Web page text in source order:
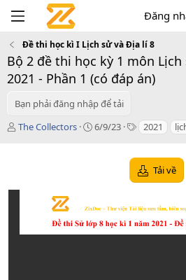
Đăng
Đề thi học kì I Lịch sử và Địa lí 8
Bộ 2 đề thi học kỳ 1 môn
2021 - Phần 1 (có đáp án)
Bạn phải đăng nhập để tải
T
ả
The Collectors
C
n
d
6/9/23
T
s
2021
Tải về